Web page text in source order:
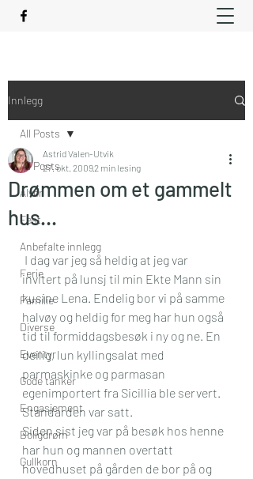
Innlegg
All Posts
Alvor
Fest
Anbefalte innlegg
Ferie
Familie
Diverse
Eventyr
Gode tanker
Engasjement
Boligdrøm
Gullkorn
All Posts
Drømmen om et gammelt
hus…
Astrid Valen-Utvik
27. okt. 20092 min lesing
invitert på lunsj til min Ekte Mann sin
kusine Lena. Endelig bor vi på samme
halvøy og heldig for meg har hun også
tid til formiddagsbesøk i ny og ne. En
deilig, lun kyllingsalat med
parmaskinke og parmasan
egenimportert fra Sicillia ble servert.
Standarden var satt.
Siden sist jeg var på besøk hos henne
har hun og mannen overtatt
hovedhuset på gården de bor på og